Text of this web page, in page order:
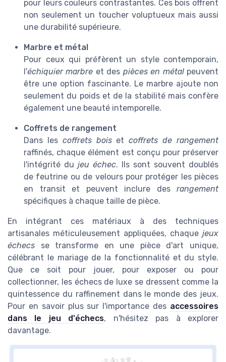
pour leurs couleurs contrastantes. Ces bois offrent
non seulement un toucher voluptueux mais aussi
une durabilité supérieure.
Marbre et métal
Pour ceux qui préfèrent un style contemporain,
l'échiquier marbre et des pièces en métalpeuvent
être une option fascinante. Le marbre ajoute non
seulement du poids et de la stabilité mais confère
également une beauté intemporelle.
Coffrets de rangement
Dans les coffrets boisetcoffrets de rangement
raffinés, chaque élément est conçu pour préserver
l'intégrité du jeu échec. Ils sont souvent doublés
de feutrine ou de velours pour protéger les pièces
en transit et peuvent inclure des rangement
spécifiques à chaque taille de pièce.
En intégrant ces matériaux à des techniques
artisanales méticuleusement appliquées, chaque jeux
échecs se transforme en une pièce d'art unique,
célébrant le mariage de la fonctionnalité et du style.
Que ce soit pour jouer, pour exposer ou pour
collectionner, les échecs de luxe se dressent comme la
quintessence du raffinement dans le monde des jeux.
Pour en savoir plus sur l'importance des accessoires
dans le jeu d'échecs, n'hésitez pas à explorer
davantage.